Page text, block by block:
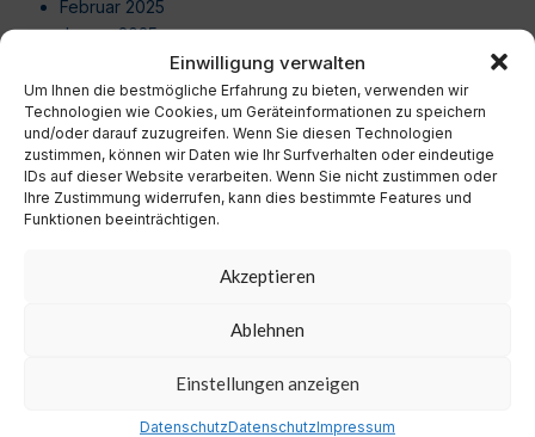
Einwilligung verwalten
Um Ihnen die bestmögliche Erfahrung zu bieten, verwenden wir
Technologien wie Cookies, um Geräteinformationen zu speichern
und/oder darauf zuzugreifen. Wenn Sie diesen Technologien
zustimmen, können wir Daten wie Ihr Surfverhalten oder eindeutige
IDs auf dieser Website verarbeiten. Wenn Sie nicht zustimmen oder
Ihre Zustimmung widerrufen, kann dies bestimmte Features und
Funktionen beeinträchtigen.
Akzeptieren
Ablehnen
Einstellungen anzeigen
DatenschutzDatenschutzImpressum
Februar 2025
Januar 2025
Dezember 2024
November 2024
Oktober 2024
September 2024
August 2024
Juli 2024
Juni 2024
Dezember 2023
November 2023